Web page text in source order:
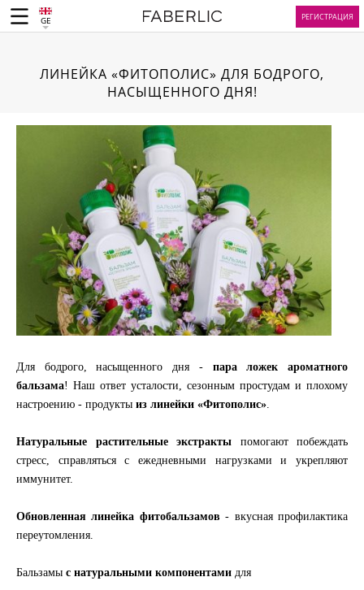
GE РЕГИСТРАЦИЯ
ЛИНЕЙКА «ФИТОПОЛИС» ДЛЯ БОДРОГО,
НАСЫЩЕННОГО ДНЯ!
Для бодрого, насыщенного дня - пара ложек ароматного
бальзама! Наш ответ усталости, сезонным простудам и плохому
настроению - продукты из линейки «Фитополис»
Натуральные растительные экстракты помогают побеждать
стресс, справляться с ежедневными нагрузками и укрепляют
иммунитет.
Обновленная линейка фитобальзамов - вкусная профилактика
переутомления.
Бальзамы с натуральными компонентами для